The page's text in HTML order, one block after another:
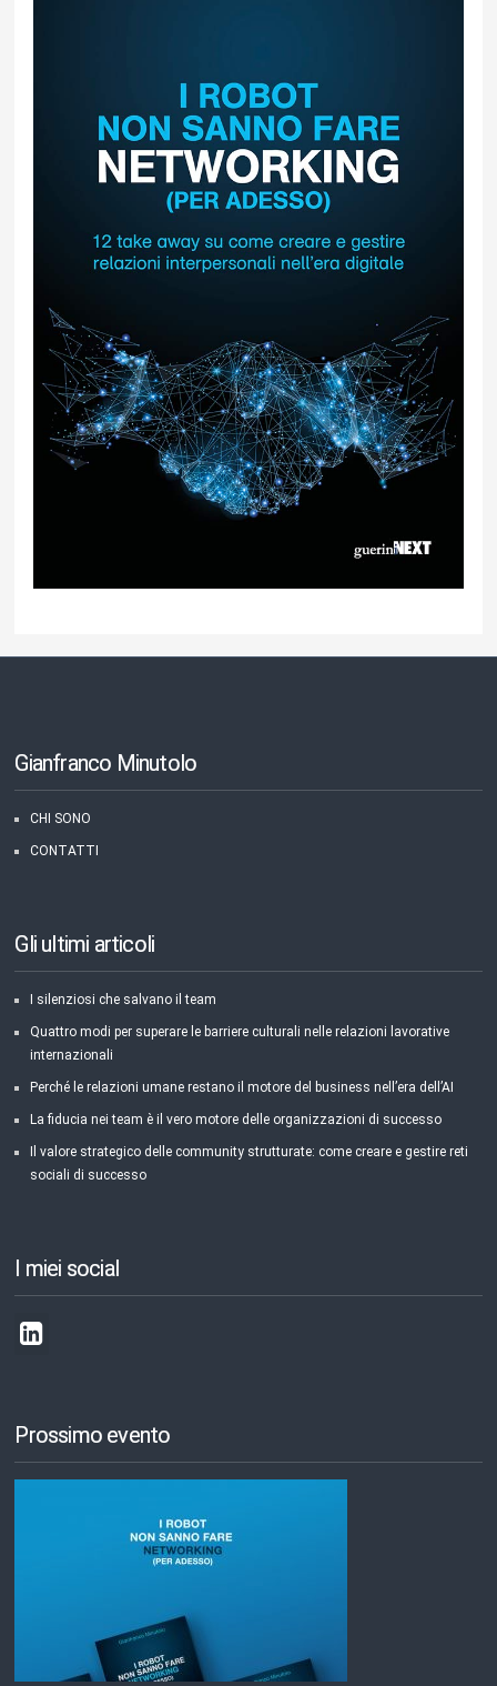
Gianfranco Minutolo
CHI SONO
CONTATTI
Gli ultimi articoli
I silenziosi che salvano il team
Quattro modi per superare le barriere culturali nelle relazioni lavorative
internazionali
Perché le relazioni umane restano il motore del business nell’era dell’AI
La fiducia nei team è il vero motore delle organizzazioni di successo
Il valore strategico delle community strutturate: come creare e gestire reti
sociali di successo
I miei social
Prossimo evento